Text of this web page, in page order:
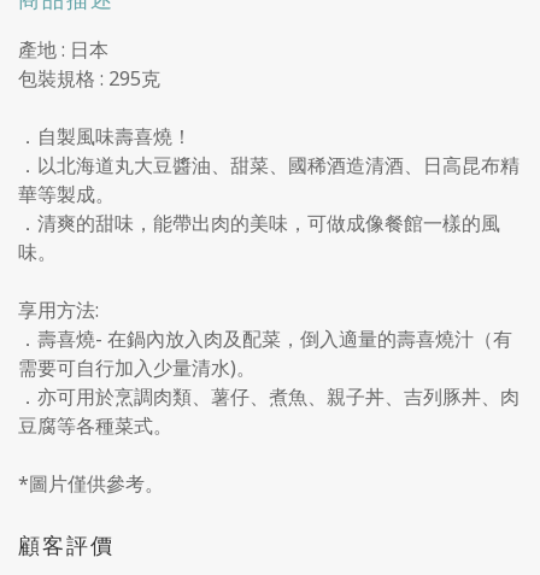
產地 : 日本
包裝規格 : 295克
． 自製風味壽喜燒 ！
．以北海道丸大豆醬油、甜菜、國稀酒造清酒、日高昆布精
華等製成。
．清爽的甜味，能帶出肉的美味，可做成像餐館一樣的風
味。
享用方法:
．壽喜燒- 在鍋內放入肉及配菜，倒入適量的壽喜燒汁（有
需要可自行加入少量清水)。
．亦可用於烹調肉類、薯仔、煮魚、親子丼、吉列豚丼、肉
豆腐等各種菜式。
*圖片僅供參考。
顧客評價